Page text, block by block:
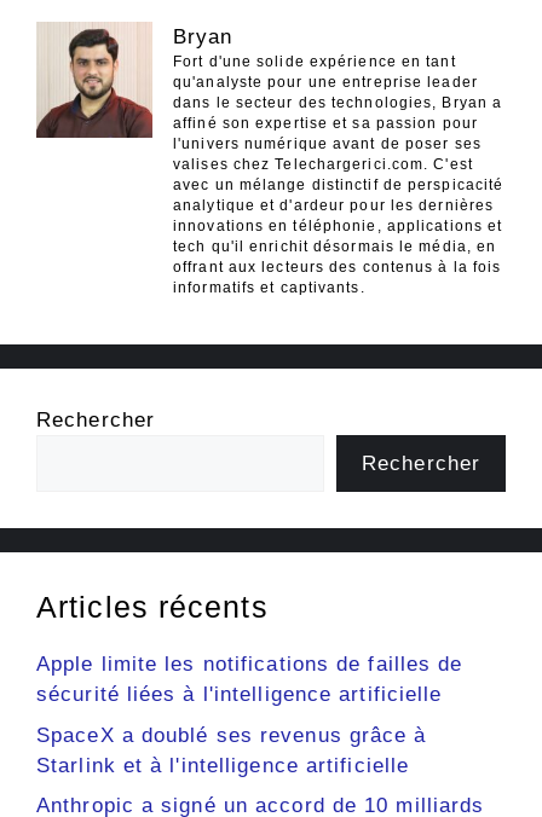
Bryan
Fort d'une solide expérience en tant
qu'analyste pour une entreprise leader
dans le secteur des technologies, Bryan a
affiné son expertise et sa passion pour
l'univers numérique avant de poser ses
valises chez Telechargerici.com. C'est
avec un mélange distinctif de perspicacité
analytique et d'ardeur pour les dernières
innovations en téléphonie, applications et
tech qu'il enrichit désormais le média, en
offrant aux lecteurs des contenus à la fois
informatifs et captivants.
Rechercher
Rechercher
Articles récents
Apple limite les notifications de failles de
sécurité liées à l'intelligence artificielle
SpaceX a doublé ses revenus grâce à
Starlink et à l'intelligence artificielle
Anthropic a signé un accord de 10 milliards